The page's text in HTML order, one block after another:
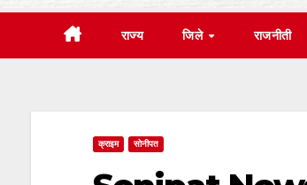
राज्य जिले राजनीती
क्राइम सोनीपत